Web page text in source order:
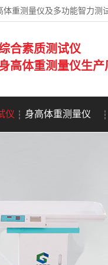
重测量仪及多功能智力测
合素质测试仪
高体重测量仪生产
仪 身高体重测量仪